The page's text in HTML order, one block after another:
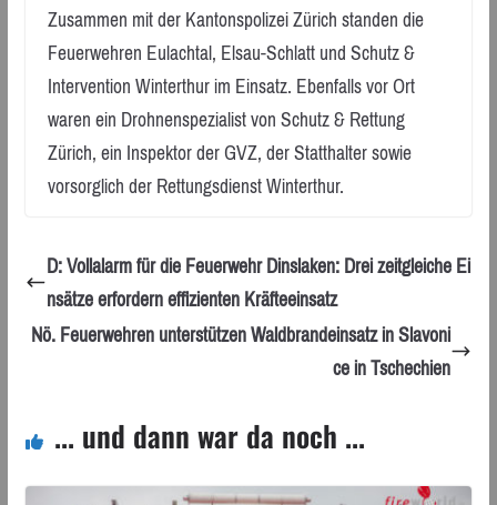
Zusammen mit der Kantonspolizei Zürich standen die
Feuerwehren Eulachtal, Elsau-Schlatt und Schutz &
Intervention Winterthur im Einsatz. Ebenfalls vor Ort
waren ein Drohnenspezialist von Schutz & Rettung
Zürich, ein Inspektor der GVZ, der Statthalter sowie
vorsorglich der Rettungsdienst Winterthur.
D: Vollalarm für die Feuerwehr Dinslaken: Drei zeitgleiche Ei
nsätze erfordern effizienten Kräfteeinsatz
Nö. Feuerwehren unterstützen Waldbrandeinsatz in Slavoni
ce in Tschechien
... und dann war da noch ...